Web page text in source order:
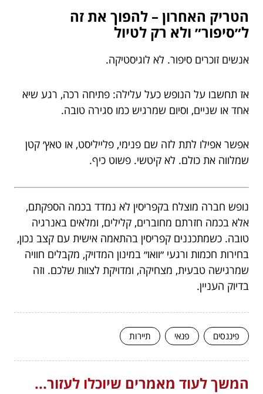
הטריק האחרון – להפוך את זה
ל״סיפור״ ולא רק לטיול
אנשים זוכרים סיפור. לא לוגיסטיקה.
אז תחשבו על הנופש כעל עלילה: פתיחה רכה, רגע שיא
אחד או שניים, וסיום שמרגיש כמו סגירה טובה.
אפשר אפילו לתת לזה שם פנימי, פלייליסט, או טאץ׳ קטן
שמלווה את כולם. לא קיטשי. פשוט כיף.
נופש חברה מוצלח בקפריסין לא נמדד בכמה הספקתם,
אלא בכמה חזרתם מחוברים, קלילים, ומלאים באנרגיה
טובה. כשמתכננים קפריסין בהתאמה אישית עם קצב נכון,
בחירות חכמות ורגעי ״וואו״ במינון המדויק, מקבלים חוויה
שמרגישה טבעית, מצחיקה, ומדויקת לצוות שלכם. וזה
בדיוק העניין.
פיננסים פנאי תיירות
המשך לעוד מאמרים שיוכלו לעזור...